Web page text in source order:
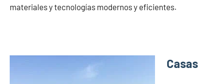
materiales y tecnologías modernos y eficientes.
Casas